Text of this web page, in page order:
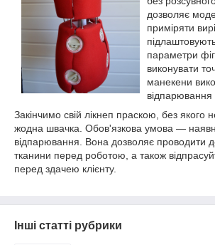
дозволяє
приміряти
параметри
виконувати
манекени
відпарювання
Закінчимо свій лікнеп праскою, без якого
жодна швачка. Обов'язкова умова —
відпарювання. Вона дозволяє проводити
тканини перед роботою, а також
перед здачею клієнту.
Інші статті рубрики